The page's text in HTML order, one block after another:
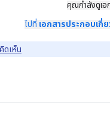
คุณกำลังดูเอ
ไปที่ เอกสารประกอบเกี่
ดเห็น